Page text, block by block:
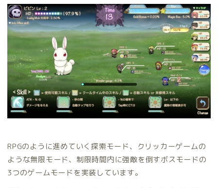
RPGのように進めていく探索モード、クリッカーゲームの
ような無限モード、制限時間内に強敵を倒すボスモードの
3つのゲームモードを実装しています。